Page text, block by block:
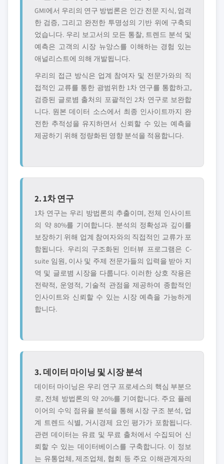
GMI에서 우리의 연구 방법론은 인간 전문 지식, 엄격
한 검증, 그리고 완전한 투명성의 기반 위에 구축되
었습니다. 우리 보고서의 모든 통찰, 트렌드 분석 및
예측은 고객의 시장 뉴앙스를 이해하는 경험 있는
애널리스트에 의해 개발됩니다.
우리의 접근 방식은 업계 참여자 및 전문가와의 직
접적인 교류를 통한 광범위한 1차 연구를 통합하고,
검증된 글로볌 출처의 포괄적인 2차 연구로 보완합
니다. 원본 데이터 소스에서 최종 인사이트까지 완
전한 추적성을 유지하면서 신뢰할 수 있는 예측을
제공하기 위해 정량화된 영향 분석을 적용합니다.
2. 1차 연구
1차 연구는 우리 방법론의 추출이며, 전체 인사이트
의 약 80%를 기여합니다. 분석의 정확성과 깊이를
보장하기 위해 업계 참여자와의 직접적인 교류가 포
함됩니다. 우리의 구조화된 인터뷰 프로그램은 C-
suite 임원, 이사 및 주제 전문가들의 입력을 받아 지
역 및 글로볌 시장을 다룹니다. 이러한 상호 작용은
전략적, 운영적, 기술적 관점을 제공하여 종합적인
인사이트와 신뢰할 수 있는 시장 예측을 가능하게
합니다.
3. 데이터 마이닝 및 시장 분석
데이터 마이닝은 우리 연구 프로세스의 핵심 부분으
로, 전체 방법론의 약 20%를 기여합니다. 주요 플레
이어의 수익 점유율 분석을 통해 시장 구조 분석, 업
계 트렌드 식별, 거시경제 요인 평가가 포함됩니다.
관련 데이터는 유료 및 무료 출처에서 수집되어 신
뢰할 수 있는 데이터베이스를 구축합니다. 이 정보
는 유통업체, 제조업체, 협회 등 주요 이해관계자의